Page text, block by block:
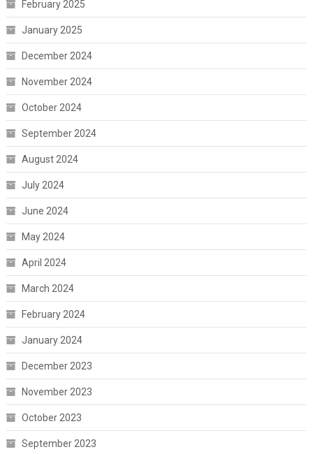
February 2025
January 2025
December 2024
November 2024
October 2024
September 2024
August 2024
July 2024
June 2024
May 2024
April 2024
March 2024
February 2024
January 2024
December 2023
November 2023
October 2023
September 2023